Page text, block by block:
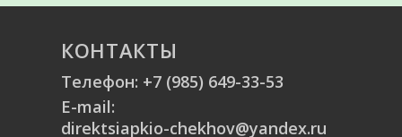
КОНТАКТЫ
Телефон: +7 (985) 649-33-53
E-mail:
direktsiapkio-chekhov@yandex.ru